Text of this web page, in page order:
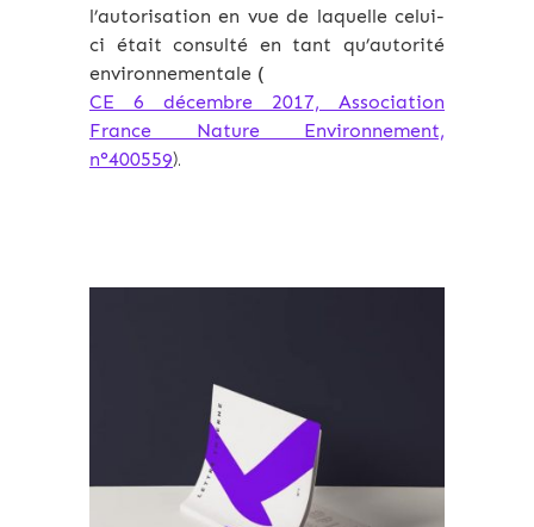
l’autorisation en vue de laquelle celui-
ci était consulté en tant qu’autorité
environnementale (
CE 6 décembre 2017, Association
France Nature Environnement,
n°400559).